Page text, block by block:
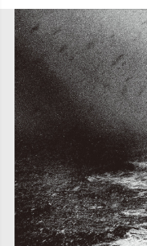
商品情報へスキ
ップ